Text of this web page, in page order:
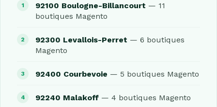
92100 Boulogne-Billancourt — 11
boutiques Magento
92300 Levallois-Perret — 6 boutiques
Magento
92400 Courbevoie — 5 boutiques Magento
92240 Malakoff — 4 boutiques Magento